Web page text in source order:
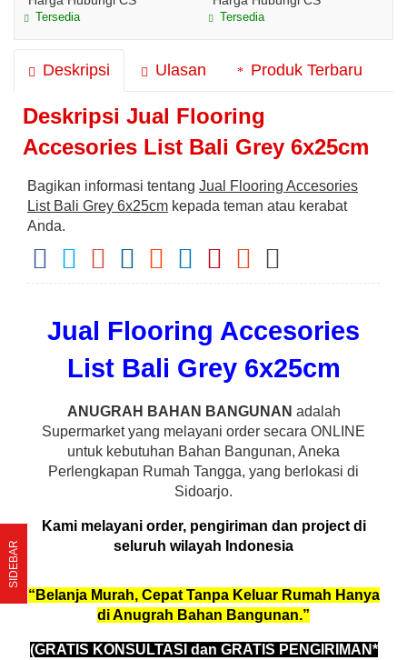
Tersedia Tersedia
Deskripsi Ulasan Produk Terbaru
Deskripsi Jual Flooring
Accesories List Bali Grey 6x25cm
Bagikan informasi tentang Jual Flooring Accesories
List Bali Grey 6x25cm kepada teman atau kerabat
Anda.
Jual Flooring Accesories
List Bali Grey 6x25cm
ANUGRAH BAHAN BANGUNAN adalah
Supermarket yang melayani order secara ONLINE
untuk kebutuhan Bahan Bangunan, Aneka
Perlengkapan Rumah Tangga, yang berlokasi di
Sidoarjo.
Kami melayani order, pengiriman dan project di
seluruh wilayah Indonesia
“Belanja Murah, Cepat Tanpa Keluar Rumah Hanya
di Anugrah Bahan Bangunan.”
(GRATIS KONSULTASI dan GRATIS PENGIRIMAN*
SIDEBAR